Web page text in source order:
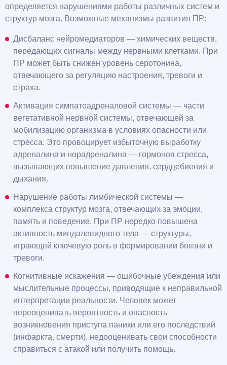
определяется нарушениями работы различных систем и
структур мозга. Возможные механизмы развития ПР:
Дисбаланс нейромедиаторов — химических веществ,
передающих сигналы между нервными клетками. При
ПР может быть снижен уровень серотонина,
отвечающего за регуляцию настроения, тревоги и
страха.
Активация симпатоадреналовой системы — части
вегетативной нервной системы, отвечающей за
мобилизацию организма в условиях опасности или
стресса. Это провоцирует избыточную выработку
адреналина и норадреналина — гормонов стресса,
вызывающих повышение давления, сердцебиения и
дыхания.
Нарушение работы лимбической системы —
комплекса структур мозга, отвечающих за эмоции,
память и поведение. При ПР нередко повышена
активность миндалевидного тела — структуры,
играющей ключевую роль в формировании боязни и
тревоги.
Когнитивные искажения — ошибочные убеждения или
мыслительные процессы, приводящие к неправильной
интерпретации реальности. Человек может
переоценивать вероятность и опасность
возникновения приступа паники или его последствий
(инфаркта, смерти), недооценивать свои способности
справиться с атакой или получить помощь.